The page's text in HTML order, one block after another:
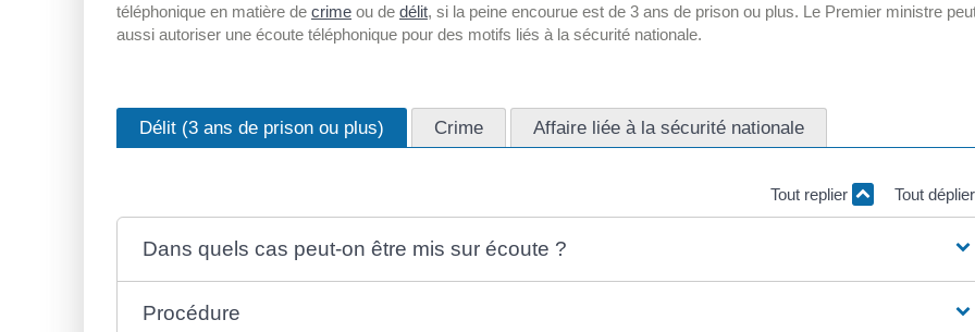
téléphonique en matière de crime ou de délit, si la peine encourue est de 3 ans de prison ou plus. Le Premier ministre
aussi autoriser une écoute téléphonique pour des motifs liés à la sécurité nationale.
Délit (3 ans de prison ou plus) Crime Affaire liée à la sécurité nationale
Tout replier Tout
Dans quels cas peut-on être mis sur écoute ?
Procédure